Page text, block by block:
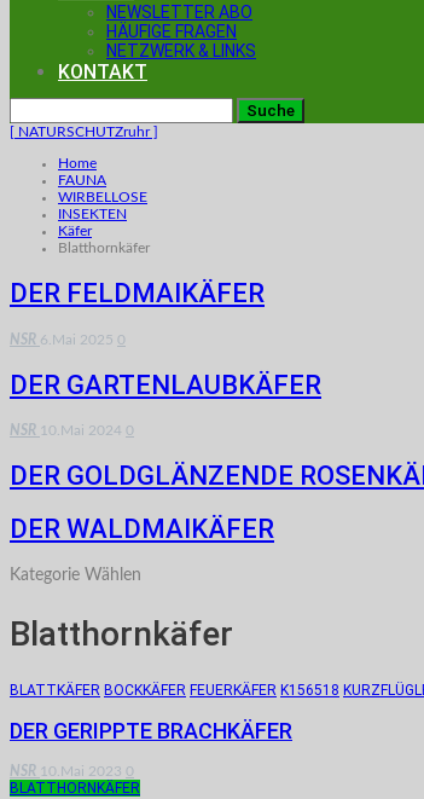
NEWSLETTER ABO
HÄUFIGE FRAGEN
NETZWERK & LINKS
KONTAKT
[ NATURSCHUTZruhr ]
Home
FAUNA
WIRBELLOSE
INSEKTEN
Käfer
Blatthornkäfer
DER FELDMAIKÄFER
NSR 6.Mai 2025 0
DER GARTENLAUBKÄFER
NSR 10.Mai 2024 0
DER GOLDGLÄNZENDE
DER WALDMAIKÄFER
Kategorie Wählen
Blatthornkäfer
BLATTKÄFER BOCKKÄFER FEUERKÄFER K156518
DER GERIPPTE BRACHKÄFER
NSR 10.Mai 2023 0
BLATTHORNKÄFER